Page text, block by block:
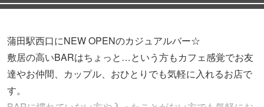
蒲田駅西口にNEW OPENのカジュアルバー☆
敷居の高いBARはちょっと…という方もカフェ感覚でお友
達やお仲間、カップル、おひとりでも気軽に入れるお店で
す。